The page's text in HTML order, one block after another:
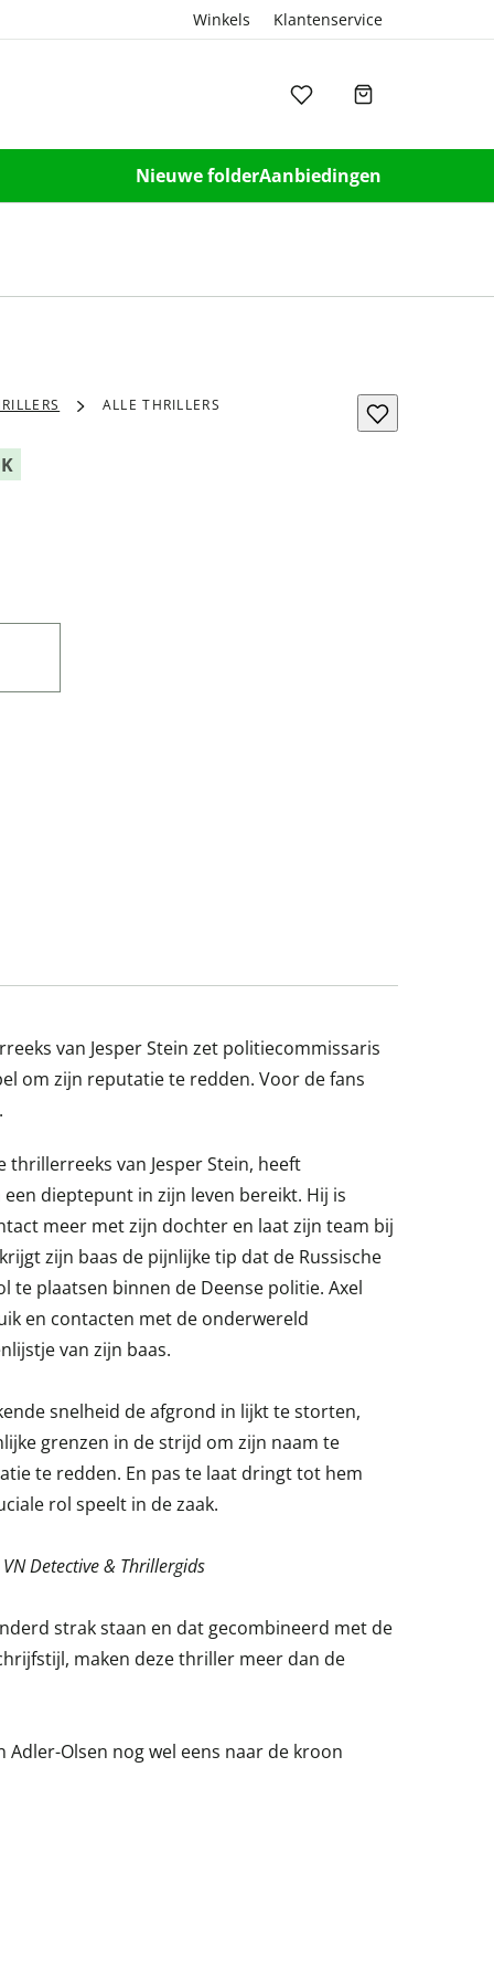
Winkels Klantenservice
Nieuwe folderAanbiedingen
ALLE THRILLERS
van Jesper Stein zet politiecommissaris
om zijn reputatie te redden. Voor de fans
thrillerreeks van Jesper Stein, heeft
dieptepunt in zijn leven bereikt. Hij is
meer met zijn dochter en laat zijn team bij
zijn baas de pijnlijke tip dat de Russische
te plaatsen binnen de Deense politie. Axel
en contacten met de onderwereld
van zijn baas.
snelheid de afgrond in lijkt te storten,
grenzen in de strijd om zijn naam te
te redden. En pas te laat dringt tot hem
rol speelt in de zaak.
VN Detective & Thrillergids
strak staan en dat gecombineerd met de
maken deze thriller meer dan de
Adler-Olsen nog wel eens naar de kroon